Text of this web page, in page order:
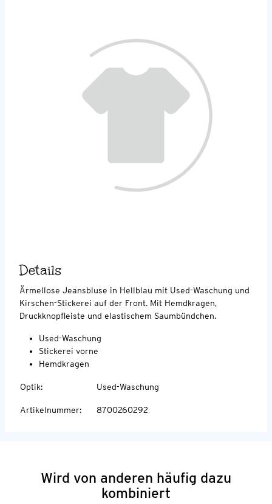
Details
Ärmellose Jeansbluse in Hellblau mit Used-Waschung und
Kirschen-Stickerei auf der Front. Mit Hemdkragen,
Druckknopfleiste und elastischem Saumbündchen.
Used-Waschung
Stickerei vorne
Hemdkragen
Optik: Used-Waschung
Artikelnummer: 8700260292
Wird von anderen häufig dazu
kombiniert